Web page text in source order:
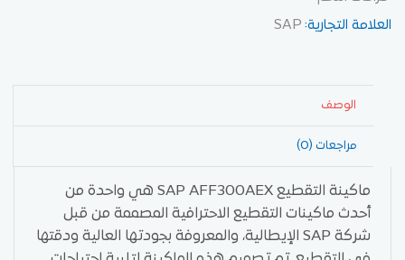
العلامة التجارية: SAP
الوصف
مراجعات (0)
ماكينة التقطيع SAP AFF300AEX هي واحدة من
أحدث ماكينات التقطيع الاحترافية المصممة من قبل
شركة SAP الإيطالية، والمعروفة بجودتها العالية ودقتها